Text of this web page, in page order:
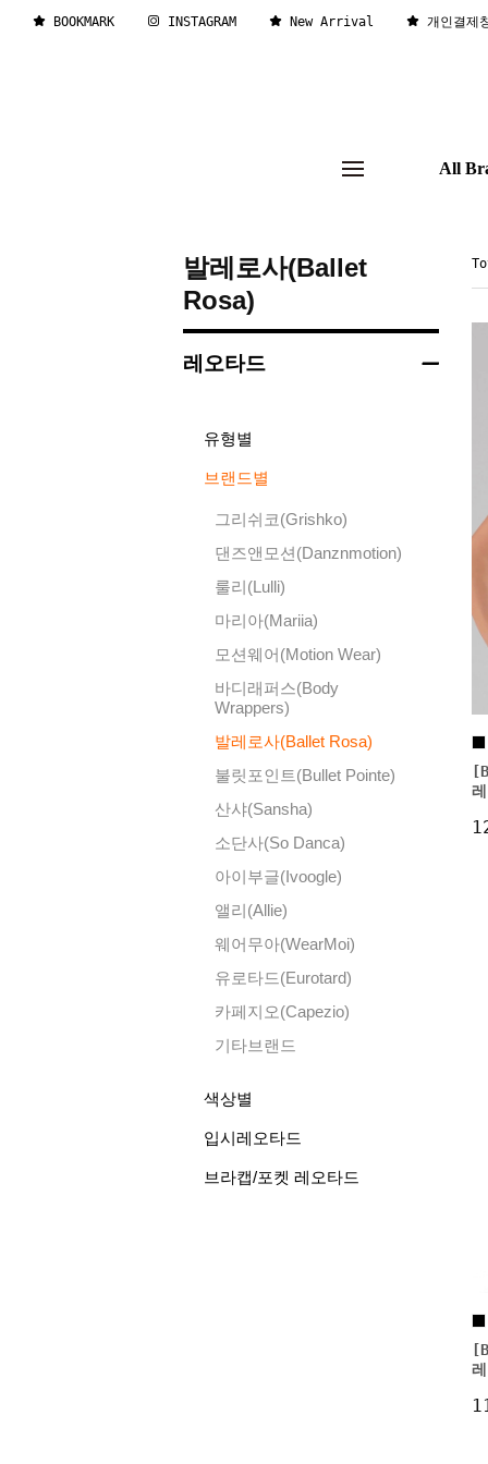
BOOKMARK INSTAGRAM New Arrival 개인결제
All
발레로사(Ballet
Rosa)
레오타드
유형별
브랜드별
그리쉬코(Grishko)
댄즈앤모션(Danznmotion)
룰리(Lulli)
마리아(Mariia)
모션웨어(Motion Wear)
바디래퍼스(Body
Wrappers)
발레로사(Ballet Rosa)
불릿포인트(Bullet Pointe)
산샤(Sansha)
소단사(So Danca)
아이부글(Ivoogle)
앨리(Allie)
웨어무아(WearMoi)
유로타드(Eurotard)
카페지오(Capezio)
기타브랜드
색상별
입시레오타드
브라캡/포켓 레오타드